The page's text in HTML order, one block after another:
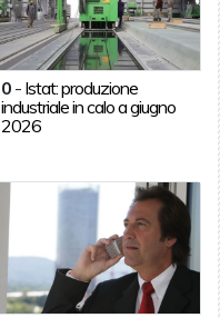
0 - Istat: produzione
industriale in calo a giugno
2026